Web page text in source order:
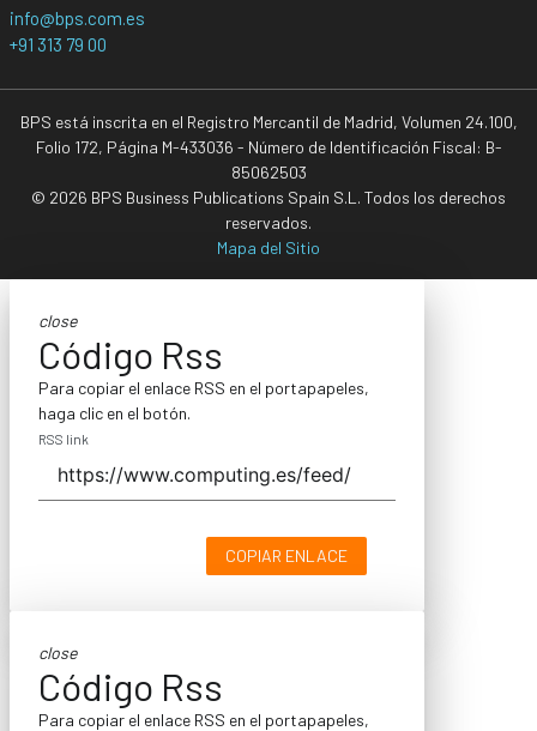
info@bps.com.es
+91 313 79 00
BPS está inscrita en el Registro Mercantil de Madrid, Volumen 24.100,
Folio 172, Página M-433036 - Número de Identificación Fiscal: B-
85062503
© 2026 BPS Business Publications Spain S.L. Todos los derechos
reservados.
Mapa del Sitio
close
Código Rss
Para copiar el enlace RSS en el portapapeles,
haga clic en el botón.
RSS link
COPIAR ENLACE
close
Código Rss
Para copiar el enlace RSS en el portapapeles,